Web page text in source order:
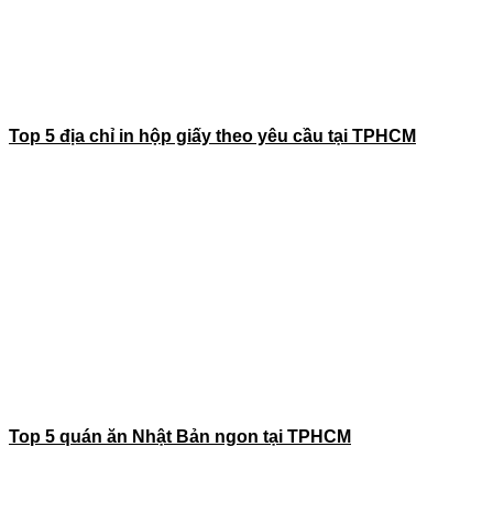
Top 5 địa chỉ in hộp giấy theo yêu cầu tại TPHCM
Top 5 quán ăn Nhật Bản ngon tại TPHCM